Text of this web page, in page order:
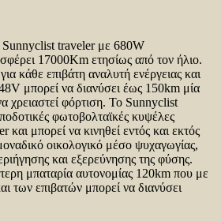
traveler με 680W
17000Km ετησίως από τον ήλιο.
κάθε επιβάτη αναλυτή ενέργειας και
μπορεί να διανύσει έως 150km μία
χρειαστεί φόρτιση. Το Sunnyclist
φωτοβολταϊκές κυψέλες
μπορεί να κινηθεί εντός και εκτός
οικολογικό μέσο ψυχαγωγίας,
και εξερεύνησης της φύσης.
μπαταρία αυτονομίας 120km που με
των επιβατών μπορεί να διανύσει